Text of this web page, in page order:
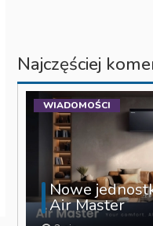
Najczęściej
Nowe
Air Master
WIADOMOŚCI